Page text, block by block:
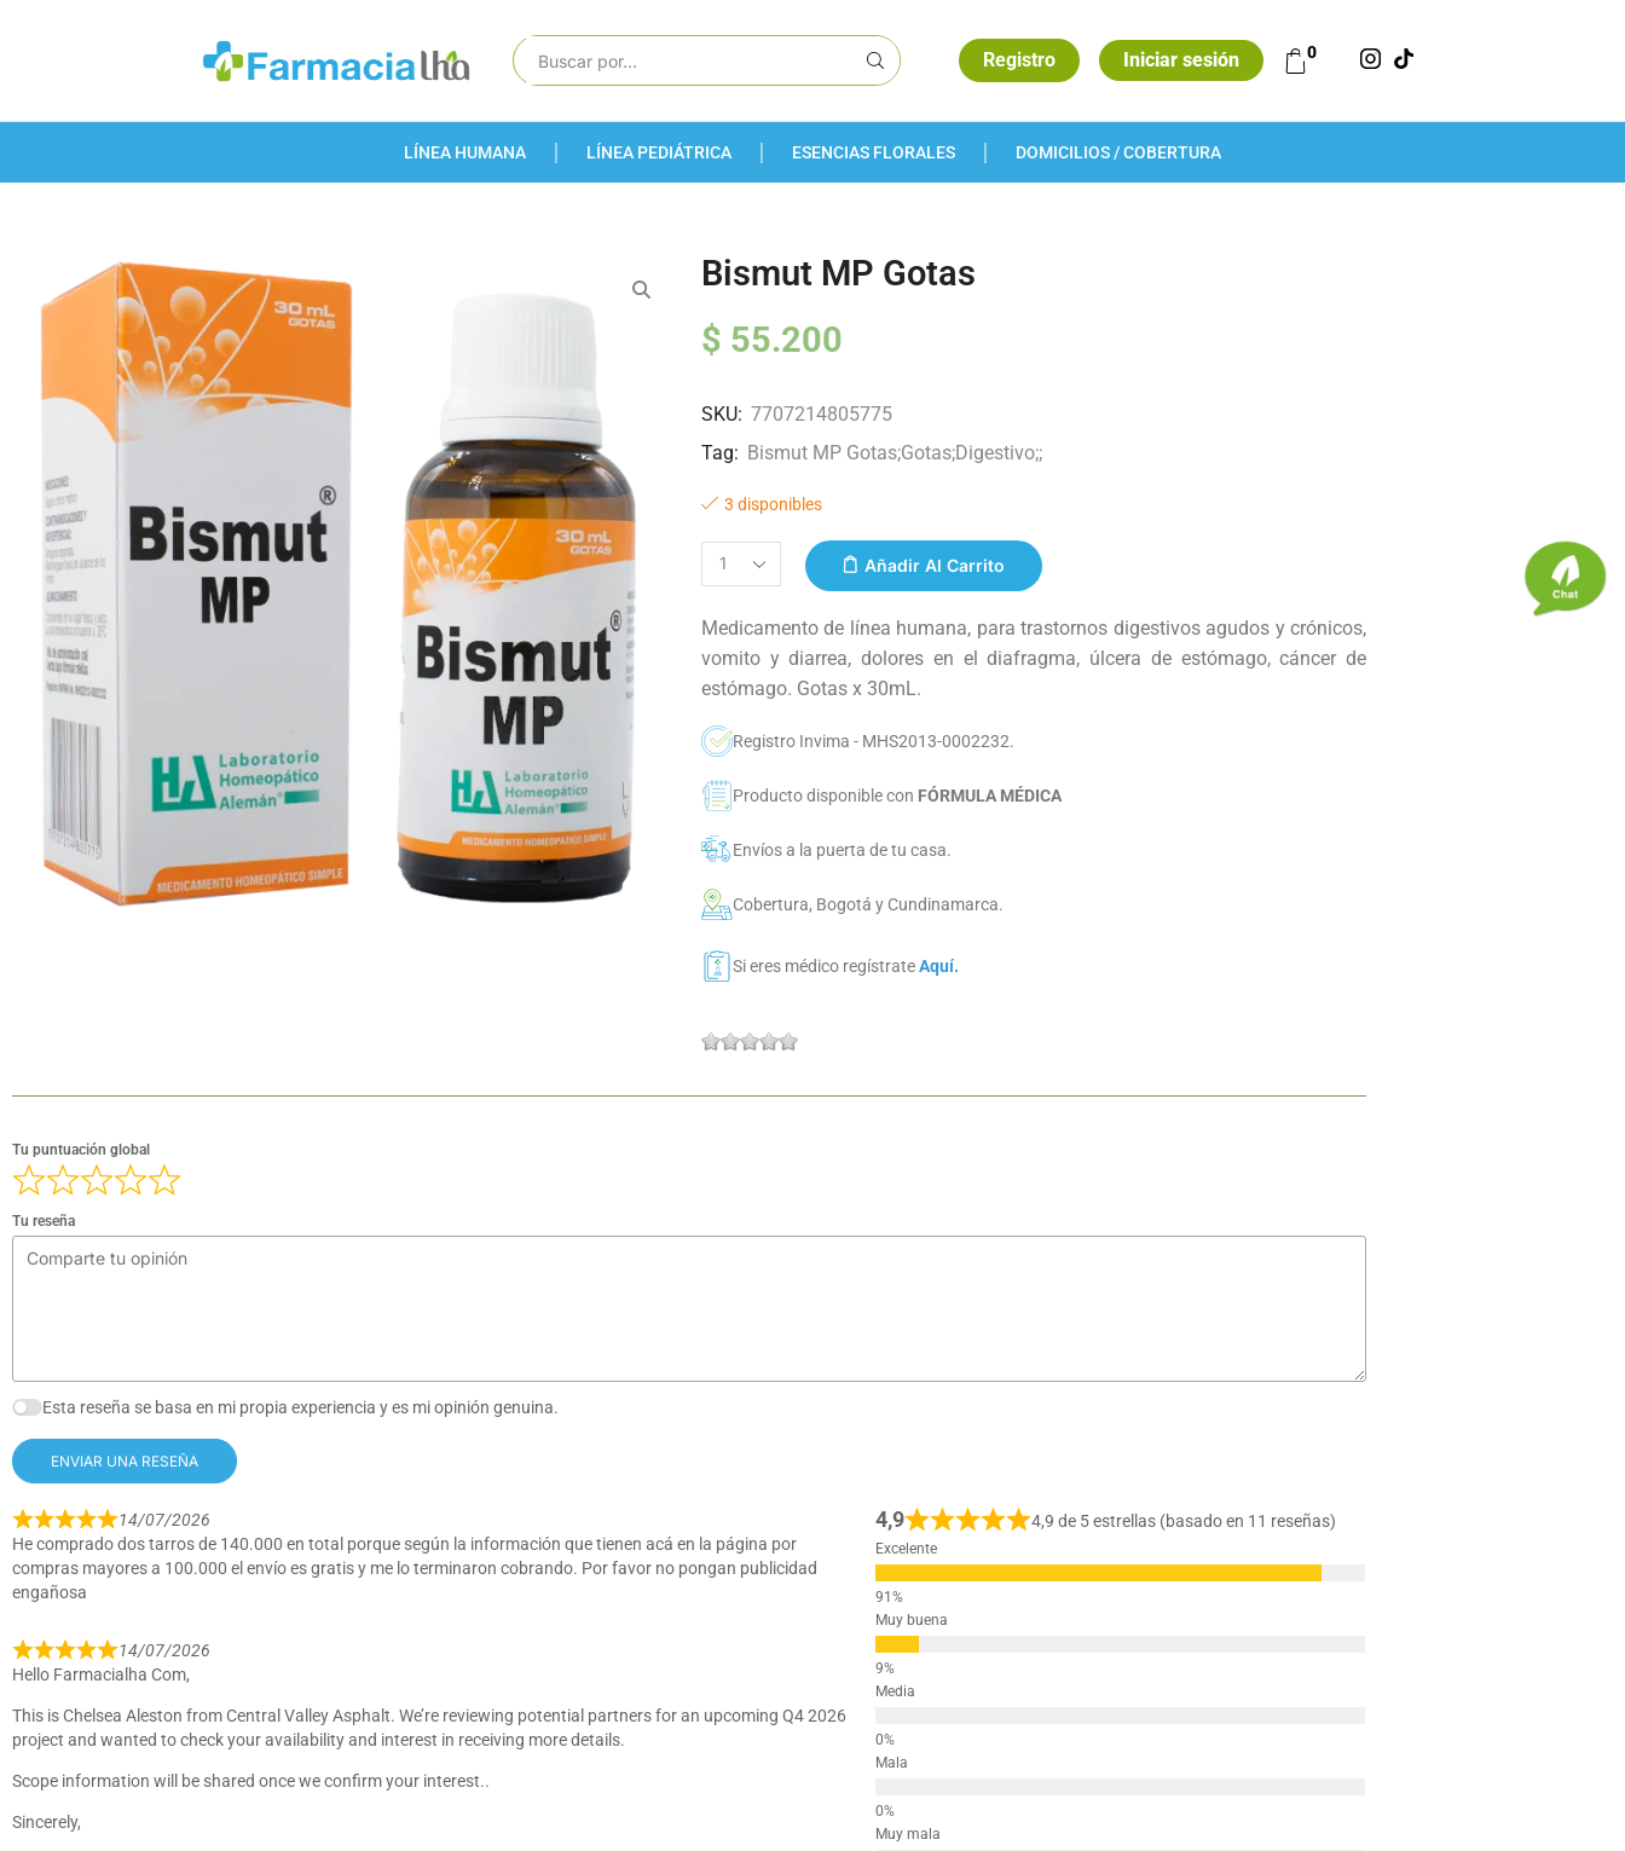
Registro Iniciar sesión 0
LÍNEA HUMANA LÍNEA PEDIÁTRICA ESENCIAS FLORALES DOMICILIOS / COBERTURA
Bismut MP Gotas
$ 55.200
SKU: 7707214805775
Tag: Bismut MP Gotas;Gotas;Digestivo;;
3 disponibles
Añadir Al Carrito
Medicamento de línea humana, para trastornos digestivos agudos y crónicos,
vomito y diarrea, dolores en el diafragma, úlcera de estómago, cáncer de
estómago. Gotas x 30mL.
Registro Invima - MHS2013-0002232.
Producto disponible con FÓRMULA MÉDICA
Envíos a la puerta de tu casa.
Cobertura, Bogotá y Cundinamarca.
Si eres médico regístrateAquí.
Tu puntuación global
Tu reseña
Esta reseña se basa en mi propia experiencia y es mi opinión genuina.
ENVIAR UNA RESEÑA
14/07/2026
He comprado dos tarros de 140.000 en total porque según la información que tienen acá en la página por
compras mayores a 100.000 el envío es gratis y me lo terminaron cobrando. Por favor no pongan publicidad
engañosa
14/07/2026
Hello Farmacialha Com,
This is Chelsea Aleston from Central Valley Asphalt. We’re reviewing potential partners for an upcoming Q4 2026
project and wanted to check your availability and interest in receiving more details.
Scope information will be shared once we confirm your interest..
Sincerely,
4,9 4,9 de 5 estrellas (basado en 11 reseñas)
Excelente
Muy buena
Media
Mala
Muy mala